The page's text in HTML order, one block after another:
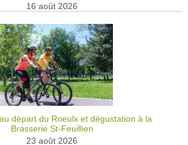
16 août 2026
départ du Roeulx et dégustation à la
Brasserie St-Feuillien
23 août 2026